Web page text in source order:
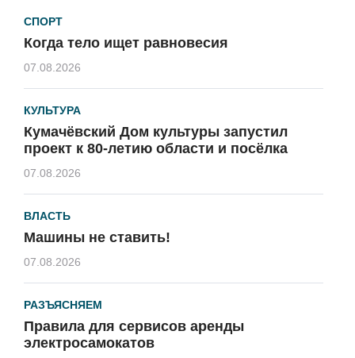
СПОРТ
Когда тело ищет равновесия
07.08.2026
КУЛЬТУРА
Кумачёвский Дом культуры запустил
проект к 80-летию области и посёлка
07.08.2026
ВЛАСТЬ
Машины не ставить!
07.08.2026
РАЗЪЯСНЯЕМ
Правила для сервисов аренды
электросамокатов